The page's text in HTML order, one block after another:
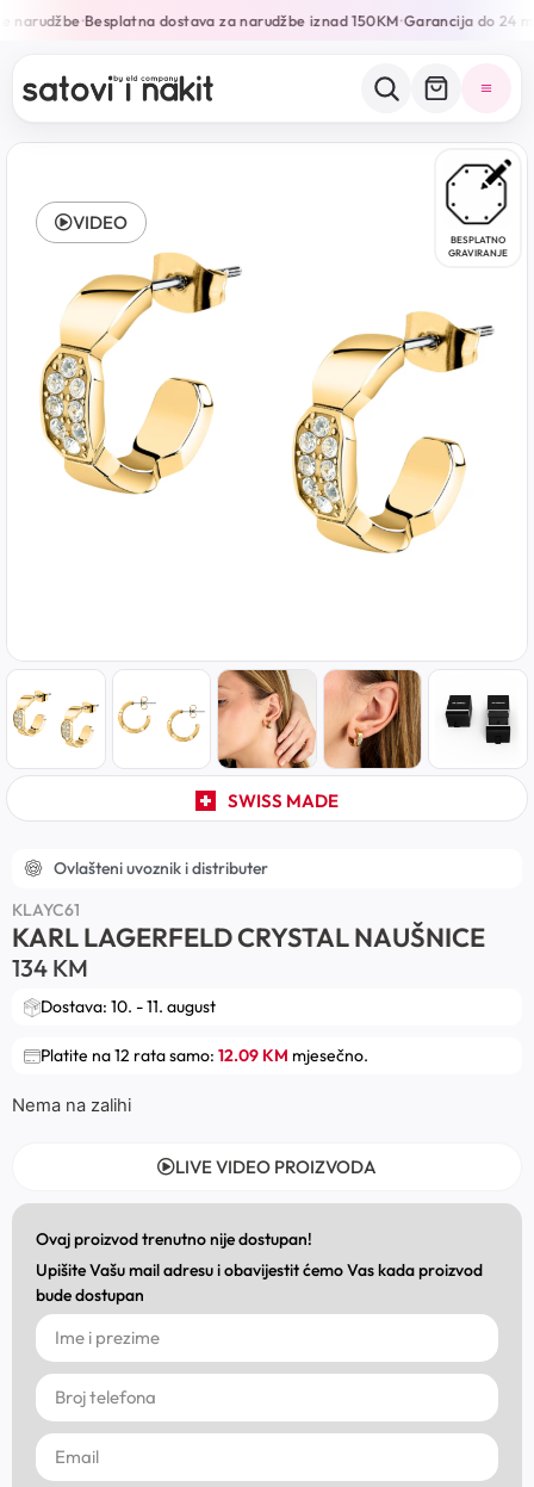
narudžbe•Besplatna dostava za narudžbe iznad 150KM•Garancija do 24
BESPLATNO
GRAVIRANJE
SWISS MADE
VIDEO
Ovlašteni uvoznik i distributer
KLAYC61
KARL LAGERFELD CRYSTAL NAUŠNICE
134 KM
Dostava: 10. - 11. august
Platite na 12 rata samo: 12.09 KM mjesečno.
Nema na zalihi
LIVE VIDEO PROIZVODA
Ovaj proizvod trenutno nije dostupan!
Upišite Vašu mail adresu i obavijestit ćemo Vas kada proizvod
bude dostupan